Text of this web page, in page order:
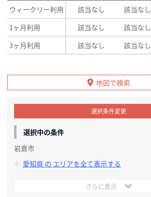
ウィークリー利用 該当なし 該当なし
1ヶ月利用
該当なし 該当なし
3ヶ月利用
該当なし 該当なし
地図で検索
選択条件変更
選択中の条件
岩倉市
愛知県 の エリアを全て表示する
さらに表示